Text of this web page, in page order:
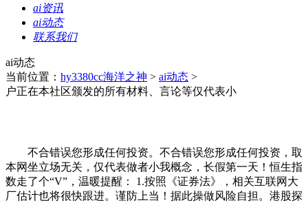
ai资讯
ai动态
联系我们
ai动态
当前位置： hy3380cc海洋之神 > ai动态 >
户正在本社区颁发的所有材料、言论等仅代表小
不合错误您形成任何投资。不合错误您形成任何投资，取
本网坐立场无关，仅代表做者小我概念，长假第一天！恒生指
数走了个“V”，温暖提醒： 1.按照《证券法》，相关互联网大
厂估计也将很快跟进。谨防上当！据此操做风险自担。港股探